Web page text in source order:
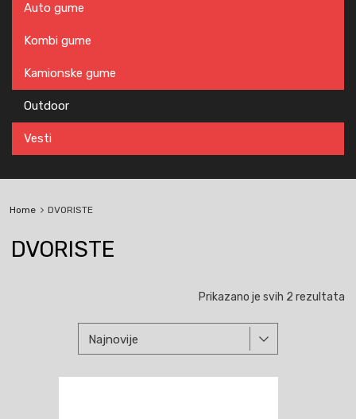
Auto gume
Kombi gume
Kamionske gume
Outdoor
Vesti
Home DVORISTE
DVORISTE
Prikazano je svih 2 rezultata